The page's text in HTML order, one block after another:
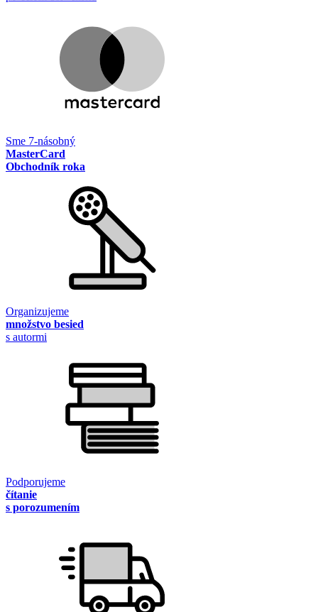
Sme 7-násobný
MasterCard
Obchodník roka
Organizujeme
množstvo besied
s autormi
Podporujeme
čítanie
s porozumením